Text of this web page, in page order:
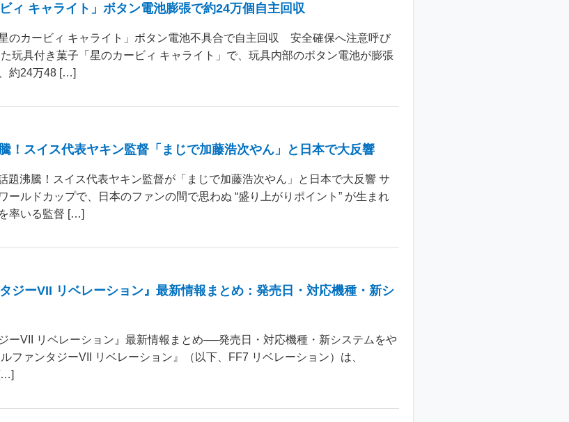
ィ キャライト」ボタン電池膨張で約24万個自主回収
のカービィ キャライト」ボタン電池不具合で自主回収 安全確保へ注意呼び
玩具付き菓子「星のカービィ キャライト」で、玩具内部のボタン電池が膨張
約24万48 […]
！スイス代表ヤキン監督「まじで加藤浩次やん」と日本で大反響
題沸騰！スイス代表ヤキン監督が「まじで加藤浩次やん」と日本で大反響 サ
ールドカップで、日本のファンの間で思わぬ “盛り上がりポイント” が生まれ
率いる監督 […]
ジーVII リベレーション』最新情報まとめ：発売日・対応機種・新シ
ーVII リベレーション』最新情報まとめ──発売日・対応機種・新システムをや
ファンタジーVII リベレーション』（以下、FF7 リベレーション）は、